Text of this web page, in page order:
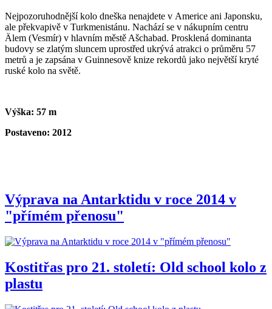
Nejpozoruhodnější kolo dneška nenajdete v Americe ani Japonsku,
ale překvapivě v Turkmenistánu. Nachází se v nákupním centru
Älem (Vesmír) v hlavním městě Ašchabad. Prosklená dominanta
budovy se zlatým sluncem uprostřed ukrývá atrakci o průměru 57
metrů a je zapsána v Guinnesově knize rekordů jako největší kryté
ruské kolo na světě.
Výška: 57 m
Postaveno: 2012
Výprava na Antarktidu v roce 2014 v
"přímém přenosu"
Kostitřas pro 21. století: Old school kolo z
plastu